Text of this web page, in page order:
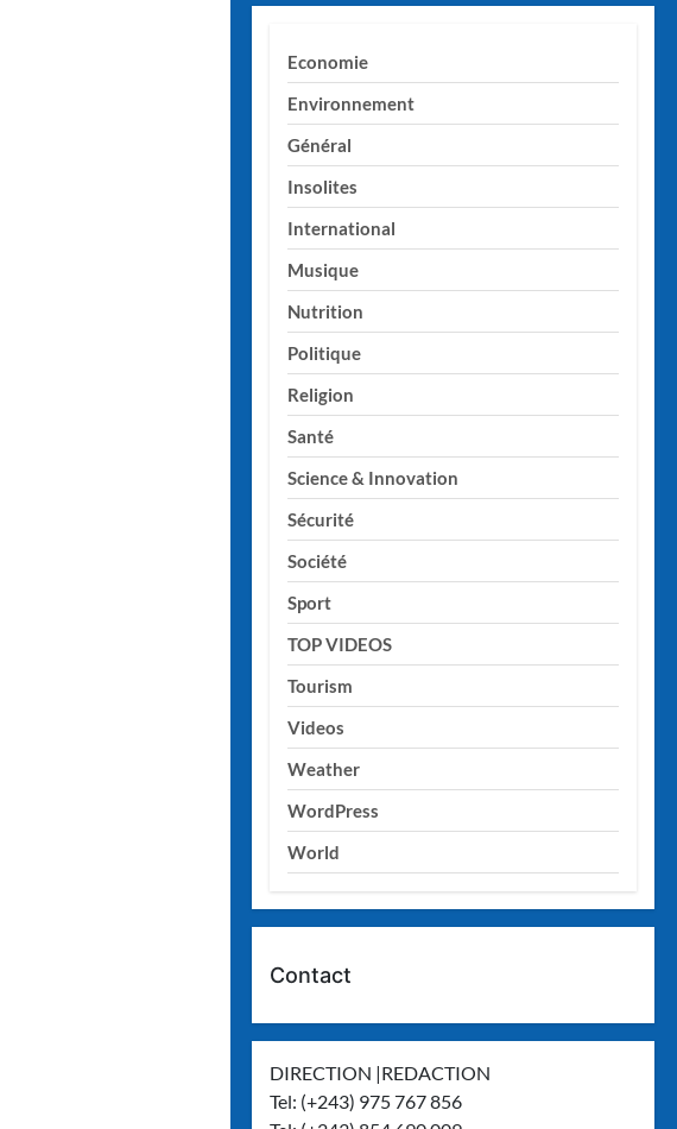
Economie
Environnement
Général
Insolites
International
Musique
Nutrition
Politique
Religion
Santé
Science & Innovation
Sécurité
Société
Sport
TOP VIDEOS
Tourism
Videos
Weather
WordPress
World
Contact
DIRECTION |REDACTION
Tel: (+243) 975 767 856